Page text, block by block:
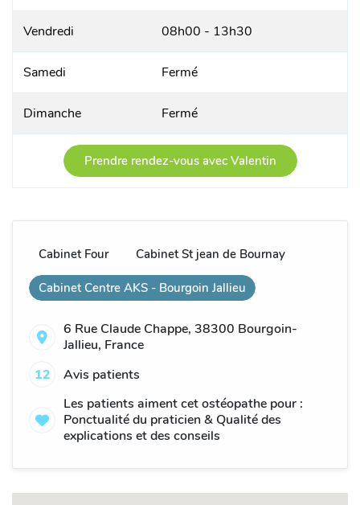
Cabinet Four Cabinet St jean de Bournay
Cabinet Centre AKS - Bourgoin Jallieu
6 Rue Claude Chappe, 38300 Bourgoin-
Jallieu, France
12
Avis patients
Les patients aiment cet ostéopathe pour :
Ponctualité du praticien & Qualité des
explications et des conseils
Vendredi 08h00 - 13h30
Samedi Fermé
Dimanche Fermé
Prendre rendez-vous avec Valentin